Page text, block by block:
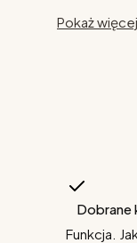
Pokaż
Dobrane
Funkcja.